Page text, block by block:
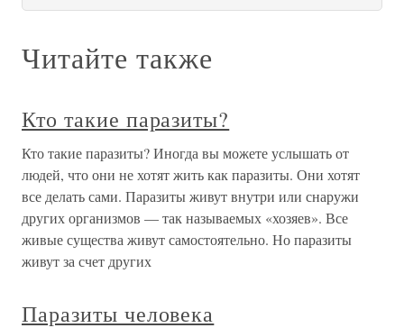
Читайте также
Кто такие паразиты?
Кто такие паразиты? Иногда вы можете услышать от
людей, что они не хотят жить как паразиты. Они хотят
все делать сами. Паразиты живут внутри или снаружи
других организмов — так называемых «хозяев». Все
живые существа живут самостоятельно. Но паразиты
живут за счет других
Паразиты человека